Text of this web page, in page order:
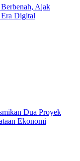
Ajak
Digital
Dua Proyek
Ekonomi